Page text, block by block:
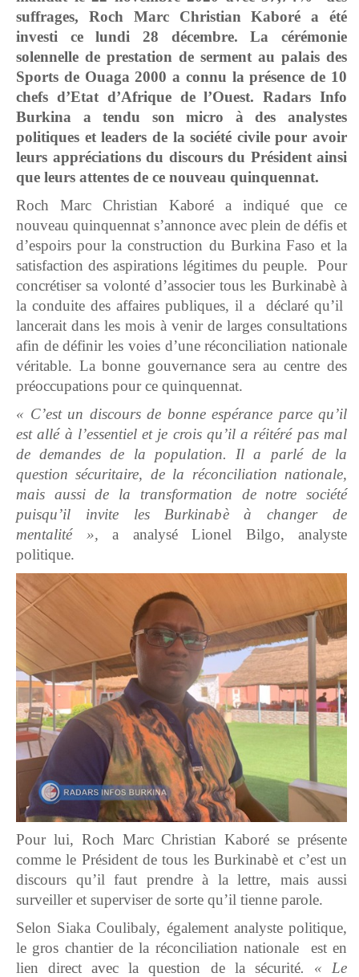
suffrages, Roch Marc Christian Kaboréa été
investi ce lundi 28 décembre. La cérémonie
solennelle de prestation de serment au palais des
Sports de Ouaga 2000 a connu la présence de 10
chefs d’Etat d’Afrique de l’Ouest. Radars Info
Burkina a tendu son micro à des analystes
politiques et leaders de la société civile pour avoir
leurs appréciations du discours du Président ainsi
que leurs attentes de ce nouveau quinquennat.
Roch Marc Christian Kaboré a indiqué que ce
nouveau quinquennat s’annonce avec plein de défis et
d’espoirs pour la construction du Burkina Faso et la
satisfaction des aspirations légitimes du peuple. Pour
concrétiser sa volonté d’associer tous les Burkinabè à
la conduite des affaires publiques, il a déclaré qu’il
lancerait dans les mois à venir de larges consultations
afin de définir les voies d’une réconciliation nationale
véritable. La bonne gouvernance sera au centre des
préoccupations pour ce quinquennat.
« C’est un discours de bonne espérance parce qu’il
est allé à l’essentiel et je crois qu’il a réitéré pas mal
de demandes de la population. Il a parlé de la
question sécuritaire, de la réconciliation nationale,
mais aussi de la transformation de notre société
puisqu’il invite les Burkinabè à changer de
mentalité », a analysé Lionel Bilgo, analyste
politique.
Pour lui, Roch Marc Christian Kaboré se présente
comme le Président de tous les Burkinabè et c’est un
discours qu’il faut prendre à la lettre, mais aussi
surveiller et superviser de sorte qu’il tienne parole.
Selon Siaka Coulibaly, également analyste politique,
le gros chantier de la réconciliation nationale est en
lien direct avec la question de la sécurité. « Le